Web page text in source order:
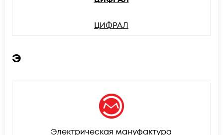
ЦИФРАЛ
Э
Электрическая мануфактура